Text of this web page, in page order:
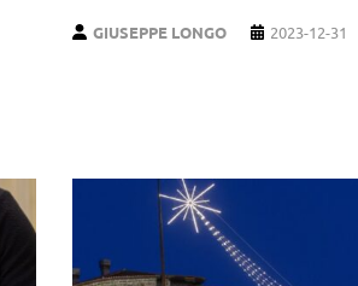
GIUSEPPE LONGO 2023-12-31